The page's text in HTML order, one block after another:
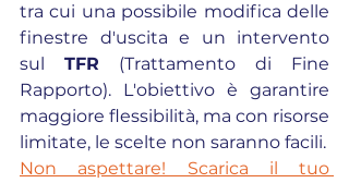
tra cui una possibile modifica delle
finestre d'uscita e un intervento
sul TFR (Trattamento di Fine
Rapporto). L'obiettivo è garantire
maggiore flessibilità, ma con risorse
limitate, le scelte non saranno facili.
Non aspettare! Scarica il tuo